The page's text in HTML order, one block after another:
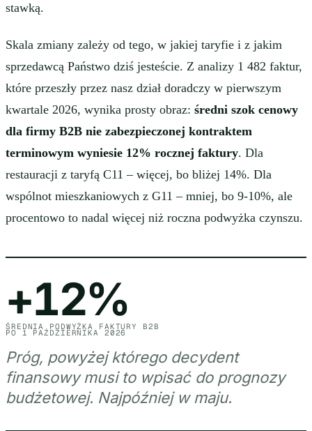
stawką.
Skala zmiany zależy od tego, w jakiej taryfie i z jakim
sprzedawcą Państwo dziś jesteście. Z analizy 1 482 faktur,
które przeszły przez nasz dział doradczy w pierwszym
kwartale 2026, wynika prosty obraz: średni szok cenowy
dla firmy B2B nie zabezpieczonej kontraktem
terminowym wyniesie 12% rocznej faktury. Dla
restauracji z taryfą C11 – więcej, bo bliżej 14%. Dla
wspólnot mieszkaniowych z G11 – mniej, bo 9-10%, ale
procentowo to nadal więcej niż roczna podwyżka czynszu.
+12%
ŚREDNIA PODWYŻKA FAKTURY B2B
PO 1 PAŹDZIERNIKA 2026
Próg, powyżej którego decydent
finansowy musi to wpisać do prognozy
budżetowej. Najpóźniej w maju.